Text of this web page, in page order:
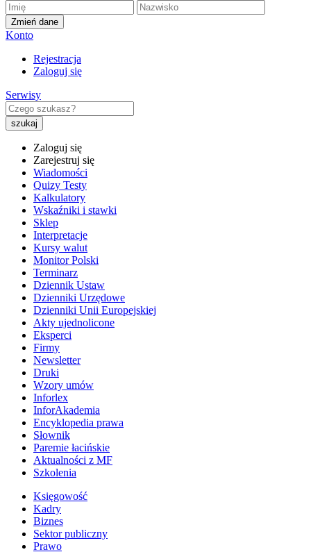
Zmień dane
Konto
Rejestracja
Zaloguj się
Serwisy
Zaloguj się
Zarejestruj się
Wiadomości
Quizy Testy
Kalkulatory
Wskaźniki i stawki
Sklep
Interpretacje
Kursy walut
Monitor Polski
Terminarz
Dziennik Ustaw
Dzienniki Urzędowe
Dzienniki Unii Europejskiej
Akty ujednolicone
Eksperci
Firmy
Newsletter
Druki
Wzory umów
Inforlex
InforAkademia
Encyklopedia prawa
Słownik
Paremie łacińskie
Aktualności z MF
Szkolenia
Księgowość
Kadry
Biznes
Sektor publiczny
Prawo